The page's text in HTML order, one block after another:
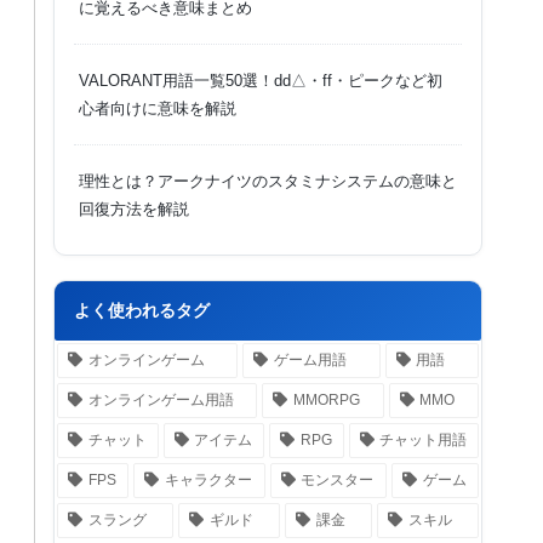
に覚えるべき意味まとめ
VALORANT用語一覧50選！dd△・ff・ピークなど初
心者向けに意味を解説
理性とは？アークナイツのスタミナシステムの意味と
回復方法を解説
よく使われるタグ
オンラインゲーム ゲーム用語 用語
オンラインゲーム用語 MMORPG MMO
チャット アイテム RPG チャット用語
FPS キャラクター モンスター ゲーム
スラング ギルド 課金 スキル